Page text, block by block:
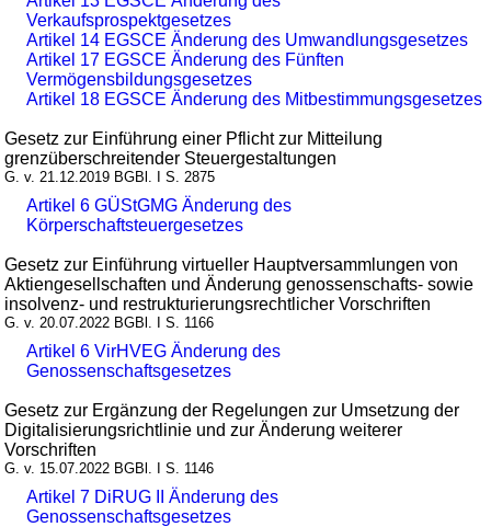
Verkaufsprospektgesetzes
Artikel 14 EGSCE Änderung des Umwandlungsgesetzes
Artikel 17 EGSCE Änderung des Fünften
Vermögensbildungsgesetzes
Artikel 18 EGSCE Änderung des Mitbestimmungsgesetzes
Gesetz zur Einführung einer Pflicht zur Mitteilung
grenzüberschreitender Steuergestaltungen
G. v. 21.12.2019 BGBl. I S. 2875
Artikel 6 GÜStGMG Änderung des
Körperschaftsteuergesetzes
Gesetz zur Einführung virtueller Hauptversammlungen von
Aktiengesellschaften und Änderung genossenschafts- sowie
insolvenz- und restrukturierungsrechtlicher Vorschriften
G. v. 20.07.2022 BGBl. I S. 1166
Artikel 6 VirHVEG Änderung des
Genossenschaftsgesetzes
Gesetz zur Ergänzung der Regelungen zur Umsetzung der
Digitalisierungsrichtlinie und zur Änderung weiterer
Vorschriften
G. v. 15.07.2022 BGBl. I S. 1146
Artikel 7 DiRUG II Änderung des
Genossenschaftsgesetzes